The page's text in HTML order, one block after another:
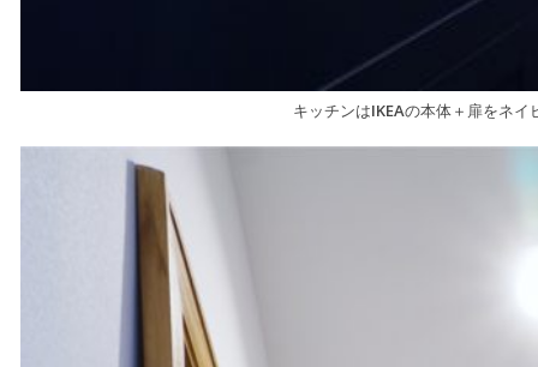
キッチンはIKEAの本体＋扉をネ